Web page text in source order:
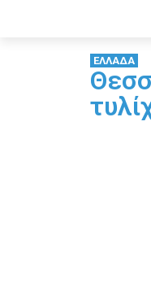
ΕΛΛΑΔΑ